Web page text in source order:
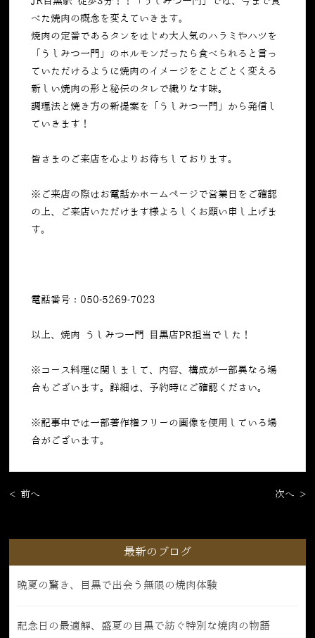
べた焼肉の概念を変えていきます。
焼肉の定番であるタンをはじめ大人気のハラミやハツを
「うしみつ一門」のホルモンだったら食べられると言っ
ていただけるように焼肉のイメージをことごとく変える
新しい焼肉の形と秘伝のタレで織りなす味。
調理法と焼き方の新提案を「うしみつ一門」から発信し
ていきます！
皆さまのご来店を心よりお待ちしております。
※ご来店の際はお電話かホームページで営業日をご確認
の上、ご来店いただけます様よろしくお願い申し上げま
す。
電話番号：050-5269-7023
以上、焼肉 うしみつ一門 目黒店PR担当でした！
※コース料理に関しまして、内容、構成が一部異なる場
合もございます。詳細は、予約時にご確認ください。
※記事中では一部著作権フリーの画像を使用している場
合がございます。
< 前へ 次へ >
最新のブログ
晩夏の驚き、目黒で出会う無限の焼肉体験
記念日の最適解、盛夏の目黒で紡ぐ特別な焼肉の物語